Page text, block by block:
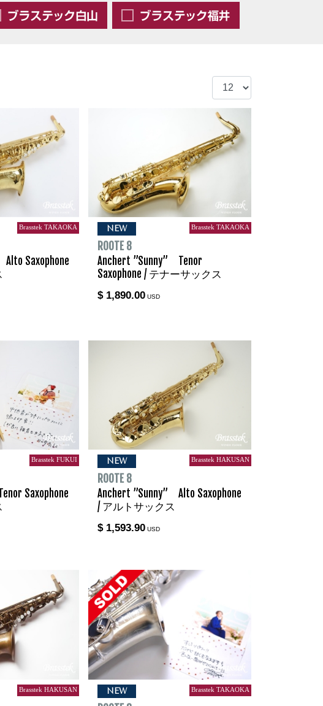
Brasstek TAKAOKA
Saxophone
NEW Brasstek TAKAOKA
ROOTE 8
Anchert ”Sunny” Tenor
Saxophone / テナーサックス
$ 1,890.00USD
Brasstek FUKUI
Saxophone
NEW Brasstek HAKUSAN
ROOTE 8
Anchert ”Sunny” Alto Saxophone
/ アルトサックス
$ 1,593.90USD
Brasstek HAKUSAN NEW Brasstek TAKAOKA